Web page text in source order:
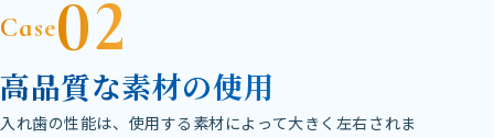
Case02
高品質な素材の使用
入れ歯の性能は、使用する素材によって大きく左右されま